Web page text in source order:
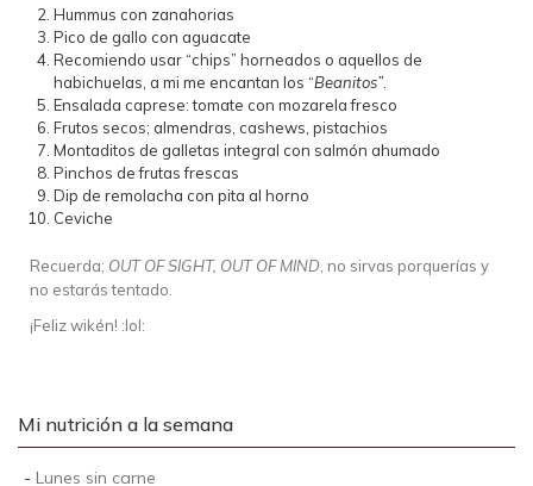
Hummus con zanahorias
Pico de gallo con aguacate
Recomiendo usar “chips” horneados o aquellos de
habichuelas, a mi me encantan los “Beanitos”.
Ensalada caprese: tomate con mozarela fresco
Frutos secos; almendras, cashews, pistachios
Montaditos de galletas integral con salmón ahumado
Pinchos de frutas frescas
Dip de remolacha con pita al horno
Ceviche
Recuerda; OUT OF SIGHT, OUT OF MIND, no sirvas porquerías y
no estarás tentado.
¡Feliz wikén! :lol:
Mi nutrición a la semana
- Lunes sin carne